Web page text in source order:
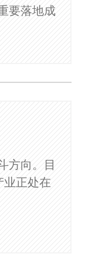
要落地成
方向。目
业正处在